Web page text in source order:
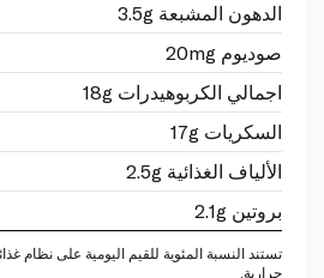
الدهون المشبعة 3.5g
صوديوم 20mg
اجمالي الكربوهيدرات 18g
السكريات 17g
الألياف الغذائية 2.5g
بروتين 2.1g
حرارية.